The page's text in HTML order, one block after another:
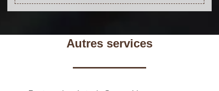
Autres services